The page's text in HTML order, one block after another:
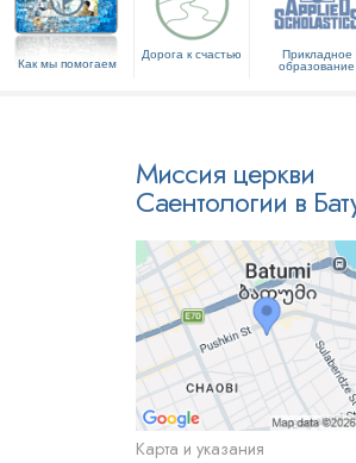
Как мы помогаем
Дорога к счастью
Прикладное
образование
Миссия церкви
Саентологии в
Карта и указания